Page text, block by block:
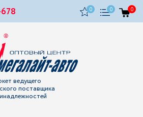
0 0 0
ведущего
поставщика